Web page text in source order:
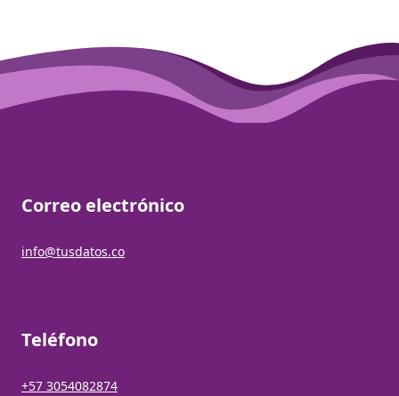
Correo electrónico
info@tusdatos.co
Teléfono
+57 3054082874